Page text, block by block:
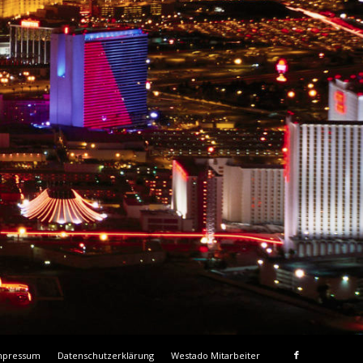
Datenschutzerklärung Westado Mitarbeiter